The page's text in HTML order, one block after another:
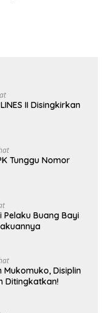
II Disingkirkan
Tunggu Nomor
Pelaku Buang Bayi
Disiplin
Ditingkatkan!